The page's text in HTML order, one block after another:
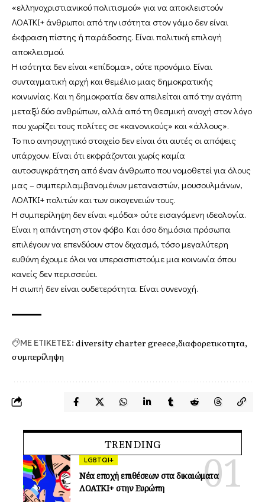
«ελληνοχριστιανικού πολιτισμού» για να αποκλειστούν
ΛΟΑΤΚΙ+ άνθρωποι από την ισότητα στον γάμο δεν είναι
έκφραση πίστης ή παράδοσης. Είναι πολιτική επιλογή
αποκλεισμού.
Η ισότητα δεν είναι «επίδομα», ούτε προνόμιο. Είναι
συνταγματική αρχή και θεμέλιο μιας δημοκρατικής
κοινωνίας. Και η δημοκρατία δεν απειλείται από την αγάπη
μεταξύ δύο ανθρώπων, αλλά από τη θεσμική ανοχή στον λόγο
που χωρίζει τους πολίτες σε «κανονικούς» και «άλλους».
Το πιο ανησυχητικό στοιχείο δεν είναι ότι αυτές οι απόψεις
υπάρχουν. Είναι ότι εκφράζονται χωρίς καμία
αυτοσυγκράτηση από έναν άνθρωπο που νομοθετεί για όλους
μας – συμπεριλαμβανομένων μεταναστών, μουσουλμάνων,
ΛΟΑΤΚΙ+ πολιτών και των οικογενειών τους.
Η συμπερίληψη δεν είναι «μόδα» ούτε εισαγόμενη ιδεολογία.
Είναι η απάντηση στον φόβο. Και όσο δημόσια πρόσωπα
επιλέγουν να επενδύουν στον διχασμό, τόσο μεγαλύτερη
ευθύνη έχουμε όλοι να υπερασπιστούμε μια κοινωνία όπου
κανείς δεν περισσεύει.
Η σιωπή δεν είναι ουδετερότητα. Είναι συνενοχή.
ΜΕ ΕΤΙΚΕΤΕΣ: diversity charter greece διαφορετικοτητα
συμπερίληψη
TRENDING
LGBTQI+
Νέα εποχή επιθέσεων στα δικαιώματα
ΛΟΑΤΚΙ+ στην Ευρώπη